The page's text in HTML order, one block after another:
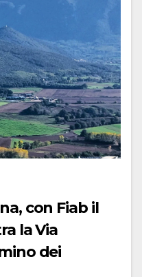
con Fiab il
la Via
dei